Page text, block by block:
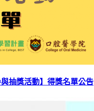
與抽獎活動】得獎名單公告